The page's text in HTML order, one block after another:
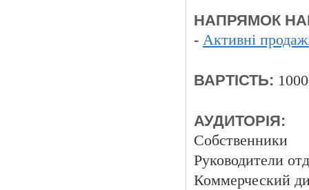
НАПРЯМОК
- Активні
ВАРТІСТЬ:
АУДИТОРІЯ:
Собственники
Руководители
Коммерческий